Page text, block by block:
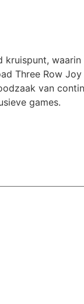
Three Row
van
games.